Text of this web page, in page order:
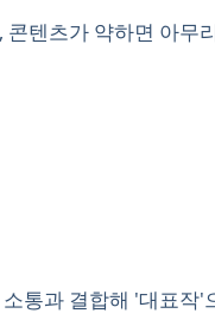
텐츠가 약하면 아무
통과 결합해 '대표작'